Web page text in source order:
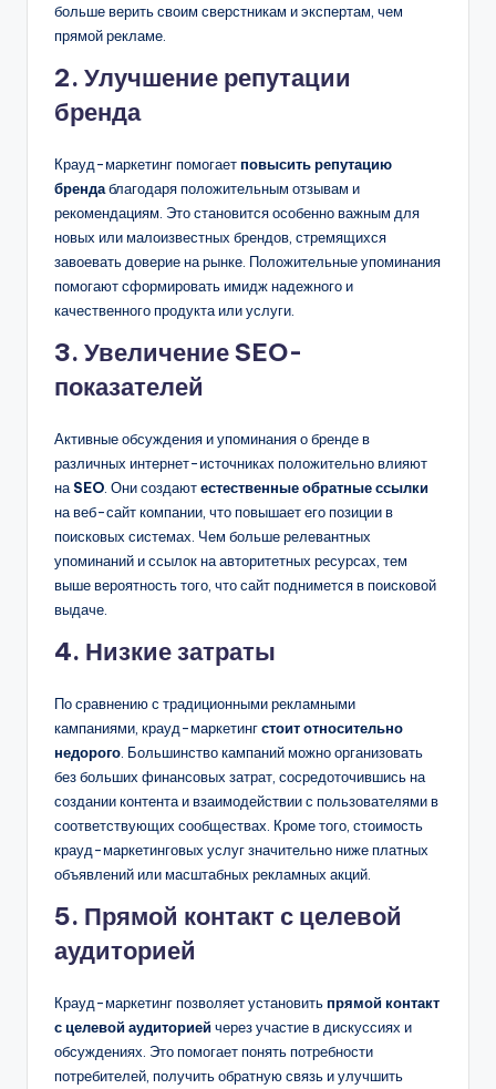
больше верить своим сверстникам и экспертам, чем
прямой рекламе.
2. Улучшение репутации
бренда
Крауд-маркетинг помогаетповысить репутацию
брендаблагодаря положительным отзывам и
рекомендациям. Это становится особенно важным для
новых или малоизвестных брендов, стремящихся
завоевать доверие на рынке. Положительные упоминания
помогают сформировать имидж надежного и
качественного продукта или услуги.
3. Увеличение SEO-
показателей
Активные обсуждения и упоминания о бренде в
различных интернет-источниках положительно влияют
на SEO . Они создаютестественные обратные ссылки
на веб-сайт компании, что повышает его позиции в
поисковых системах. Чем больше релевантных
упоминаний и ссылок на авторитетных ресурсах, тем
выше вероятность того, что сайт поднимется в поисковой
выдаче.
4. Низкие затраты
По сравнению с традиционными рекламными
кампаниями, крауд-маркетингстоит относительно
недорого . Большинство кампаний можно организовать
без больших финансовых затрат, сосредоточившись на
создании контента и взаимодействии с пользователями в
соответствующих сообществах. Кроме того, стоимость
крауд-маркетинговых услуг значительно ниже платных
объявлений или масштабных рекламных акций.
5. Прямой контакт с целевой
аудиторией
Крауд-маркетинг позволяет установитьпрямой контакт
с целевой аудиториейчерез участие в дискуссиях и
обсуждениях. Это помогает понять потребности
потребителей, получить обратную связь и улучшить